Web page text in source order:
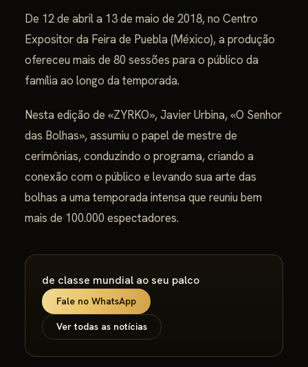
De 12 de abril a 13 de maio de 2018, no Centro
Expositor da Feira de Puebla (México), a produção
ofereceu mais de 80 sessões para o público da
família ao longo da temporada.
Nesta edição de «ZYRKO», Javier Urbina, «O Senhor
das Bolhas», assumiu o papel de mestre de
cerimônias, conduzindo o programa, criando a
conexão com o público e levando sua arte das
bolhas a uma temporada intensa que reuniu bem
mais de 100.000 espectadores.
de classe mundial ao seu palco
Fale no WhatsApp
Ver todas as notícias